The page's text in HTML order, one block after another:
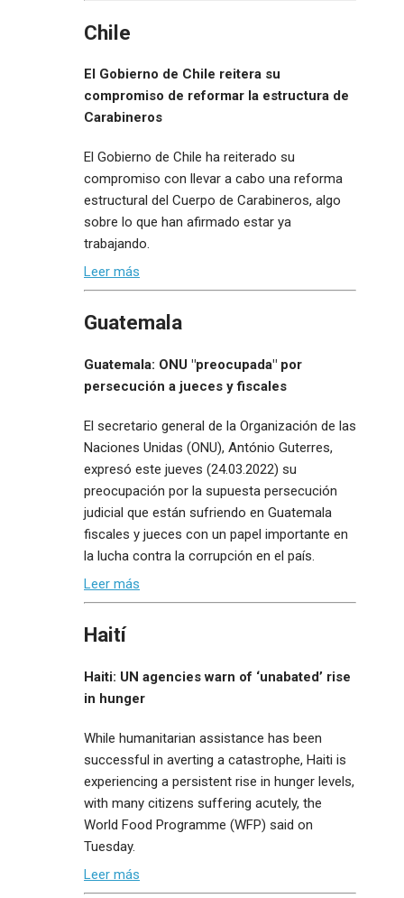
Chile
El Gobierno de Chile reitera su
compromiso de reformar la estructura de
Carabineros
El Gobierno de Chile ha reiterado su
compromiso con llevar a cabo una reforma
estructural del Cuerpo de Carabineros, algo
sobre lo que han afirmado estar ya
trabajando.
Leer más
Guatemala
Guatemala: ONU "preocupada" por
persecución a jueces y fiscales
El secretario general de la Organización de las
Naciones Unidas (ONU), António Guterres,
expresó este jueves (24.03.2022) su
preocupación por la supuesta persecución
judicial que están sufriendo en Guatemala
fiscales y jueces con un papel importante en
la lucha contra la corrupción en el país.
Leer más
Haití
Haiti: UN agencies warn of ‘unabated’ rise
in hunger
While humanitarian assistance has been
successful in averting a catastrophe, Haiti is
experiencing a persistent rise in hunger levels,
with many citizens suffering acutely, the
World Food Programme (WFP) said on
Tuesday.
Leer más